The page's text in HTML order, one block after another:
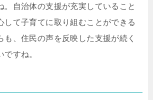
。自治体の支援が充実していること
して子育てに取り組むことができる
も、住民の声を反映した支援が続く
ですね。